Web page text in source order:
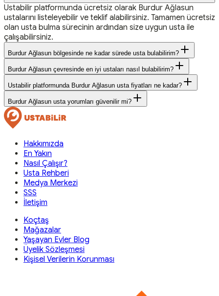
Ustabilir platformunda ücretsiz olarak Burdur Ağlasun
ustalarını listeleyebilir ve teklif alabilirsiniz. Tamamen ücretsiz
olan usta bulma sürecinin ardından size uygun usta ile
çalışabilirsiniz.
Burdur Ağlasun bölgesinde ne kadar sürede usta bulabilirim?
Burdur Ağlasun çevresinde en iyi ustaları nasıl bulabilirim?
Ustabilir platformunda Burdur Ağlasun usta fiyatları ne kadar?
Burdur Ağlasun usta yorumları güvenilir mi?
Hakkımızda
En Yakın
Nasıl Çalışır?
Usta Rehberi
Medya Merkezi
SSS
İletişim
Koçtaş
Mağazalar
Yaşayan Evler Blog
Üyelik Sözleşmesi
Kişisel Verilerin Korunması